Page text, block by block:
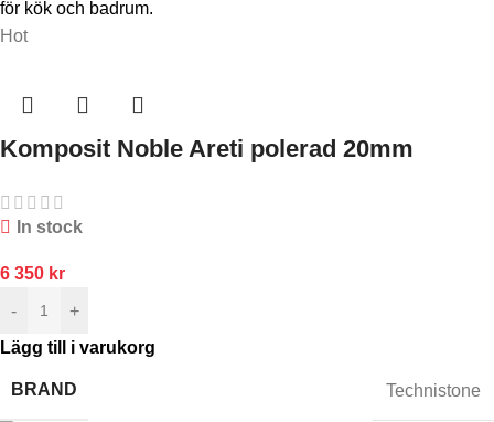
Hot
Komposit Noble Areti polerad 20mm
In stock
6 350 kr
-
+
Lägg till i varukorg
BRAND Technistone